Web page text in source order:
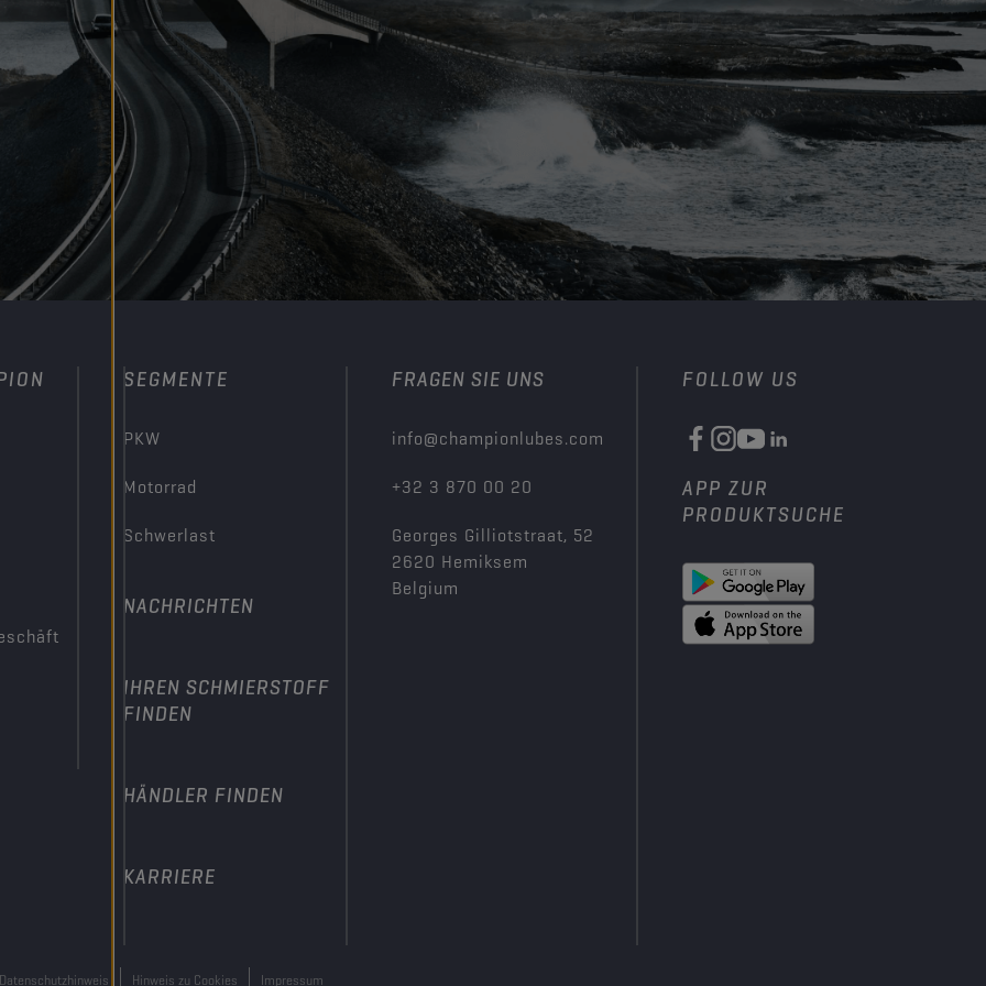
SEGMENTE
PKW
Motorrad
Schwerlast
NACHRICHTEN
IHREN SCHMIERSTOFF
FINDEN
HÄNDLER FINDEN
KARRIERE
FRAGEN SIE UNS
info@championlubes.com
+32 3 870 00 20
Georges Gilliotstraat, 52
2620 Hemiksem
Belgium
FOLLOW US
APP ZUR
PRODUKTSUCHE
Hinweis zu Cookies Impressum